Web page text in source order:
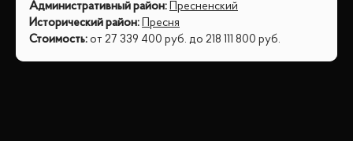
Административный район: Пресненский
Исторический район: Пресня
Стоимость: от 27 339 400 руб. до 218 111 800 руб.